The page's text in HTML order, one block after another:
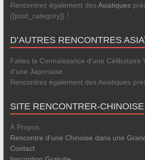
Rencontrez également desAsiatiques
([post_category]) !
D’AUTRES RENCONTRES
Faites la Connaissance d'une Célibataire
d'une Japonaise.
Rencontrez également des Asiatiques
SITE RENCONTRER-CHINOISE
À Propos
Rencontre d'une Chinoise dans une
Contact